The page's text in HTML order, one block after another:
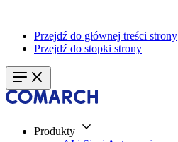
Przejdź do głównej treści strony
Przejdź do stopki strony
Produkty